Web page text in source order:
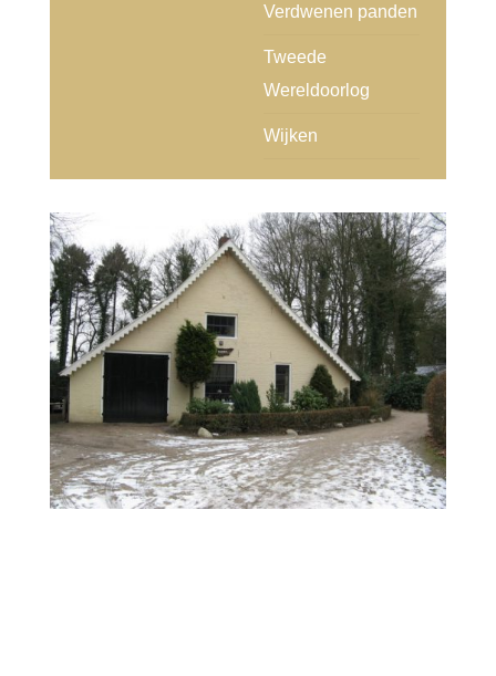
Verdwenen panden
Tweede
Wereldoorlog
Wijken